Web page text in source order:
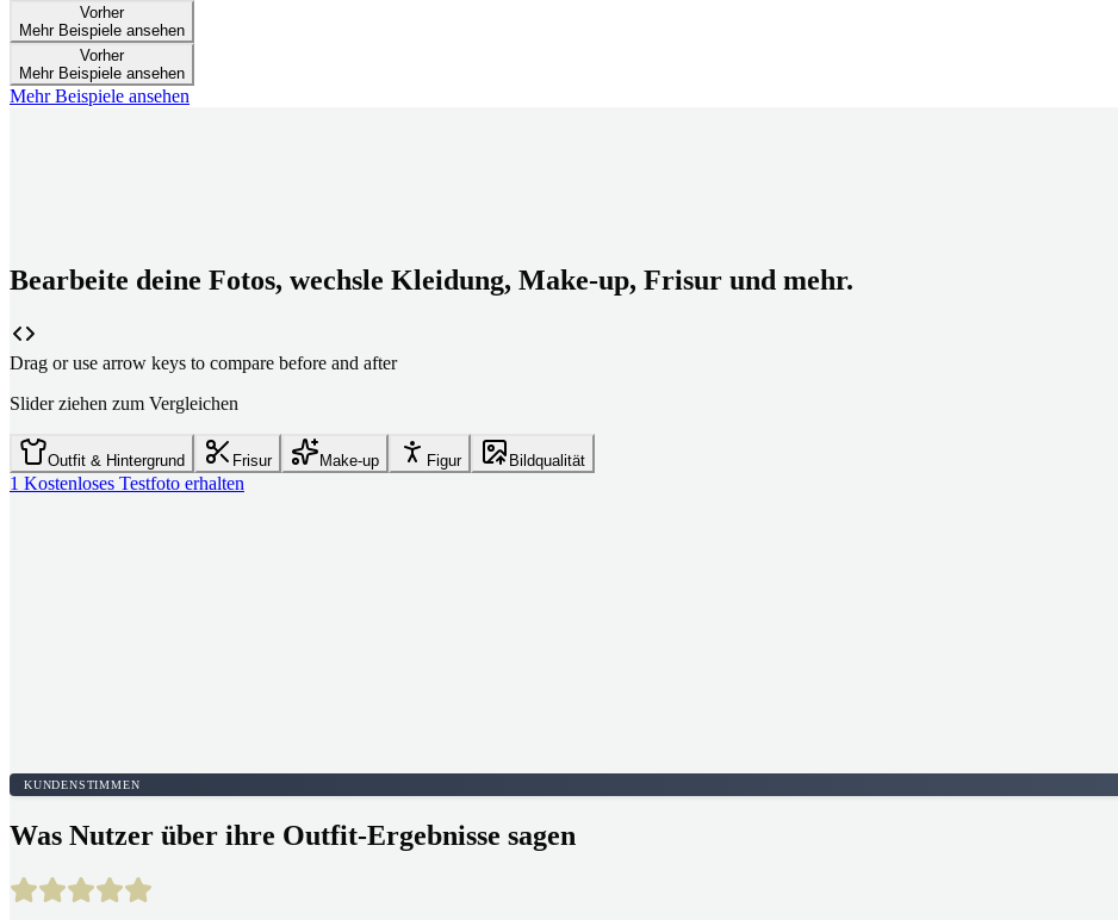
Vorher
Mehr Beispiele ansehen
Vorher
Mehr Beispiele ansehen
Mehr Beispiele ansehen
Bearbeite deine Fotos, wechsle Kleidung, Make-up, Frisur und mehr.
Drag or use arrow keys to compare before and after
Slider ziehen zum Vergleichen
Outfit & Hintergrund Frisur Make-up Figur Bildqualität
1 Kostenloses Testfoto erhalten
KUNDENSTIMMEN
Was Nutzer über ihre Outfit-Ergebnisse sagen